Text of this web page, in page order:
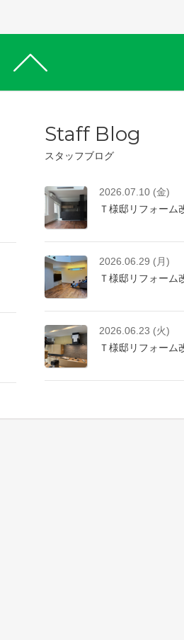
Staff Blog
スタッフブログ
2026.07.10 (金)
Ｔ様邸リフォー
2026.06.29 (月)
Ｔ様邸リフォー
2026.06.23 (火)
Ｔ様邸リフォーム